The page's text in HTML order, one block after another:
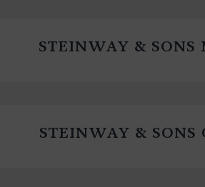
STEINWAY & SONS
STEINWAY & SONS